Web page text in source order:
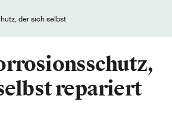
repariert